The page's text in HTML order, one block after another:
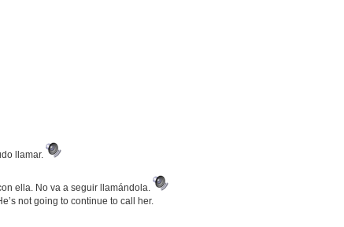
llamar.
ella. No va a seguir llamándola.
not going to continue to call her.